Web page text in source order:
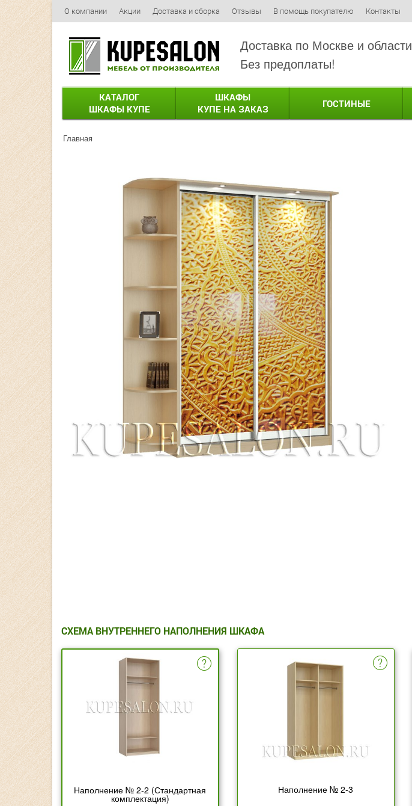
О компании Акции Доставка и сборка Отзывы В помощь покупателю Контакты
Доставка по Москве и области
Без предоплаты!
КАТАЛОГ
ШКАФЫ КУПЕ
ШКАФЫ
КУПЕ НА ЗАКАЗ
ГОСТИНЫЕ
Главная
СХЕМА ВНУТРЕННЕГО НАПОЛНЕНИЯ ШКАФА
Наполнение № 2-2 (Стандартная
комплектация)
Наполнение № 2-3